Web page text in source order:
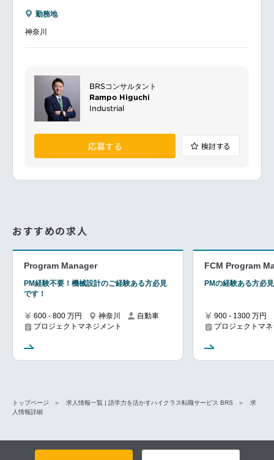
勤務地
神奈川
BRSコンサルタント
Rampo Higuchi
Industrial
応募する 検討する
おすすめの求人
Program Manager
PM経験不要！機械設計のご経験ある方必見
です！
600 - 800 万円 神奈川
自動車
プロジェクトマネジメント
FCM Program
PMの経験ある方必
900 - 1300 万円
プロジェクトマ
トップページ 求人情報一覧 | 語学力を活かすハイクラス転職サービス BRS
求
人情報詳細